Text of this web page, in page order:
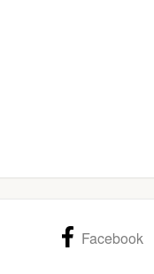
Facebook